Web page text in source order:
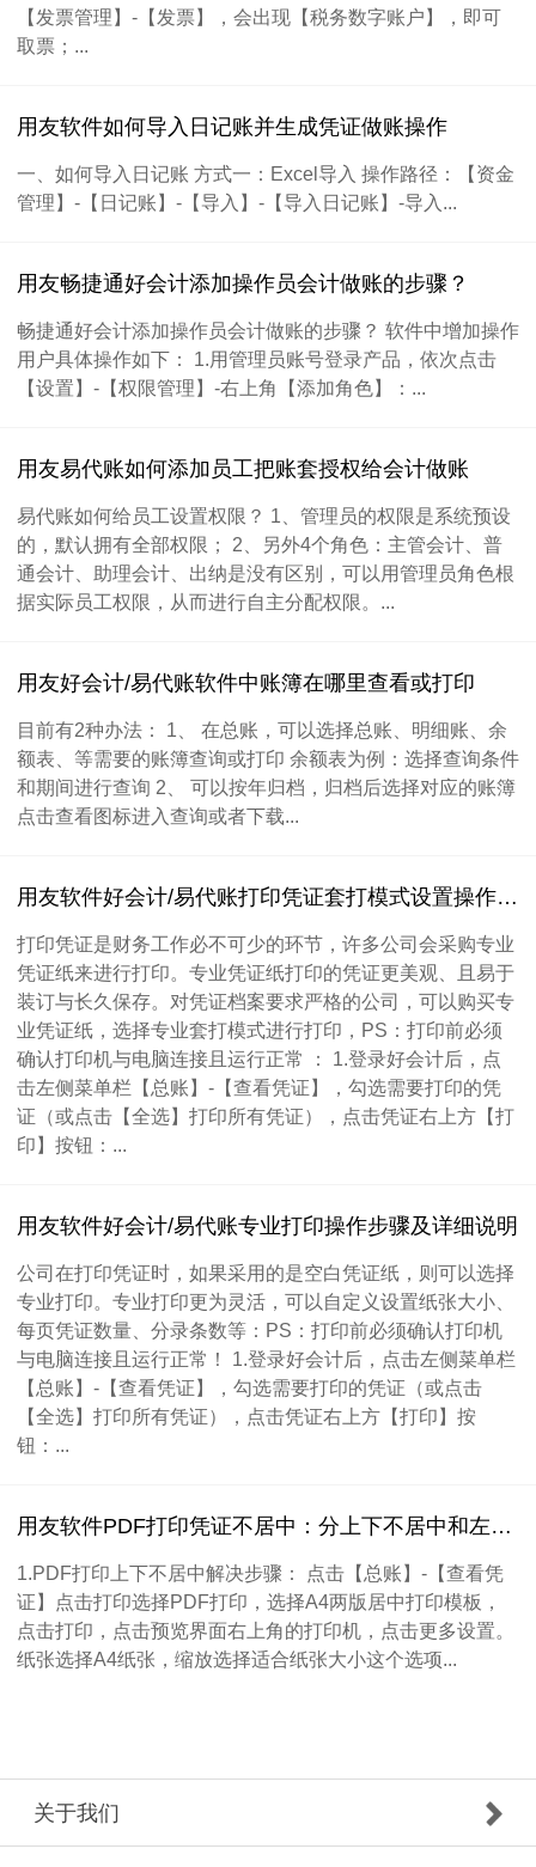
【发票管理】-【发票】，会出现【税务数字账户】，即可
取票；...
用友软件如何导入日记账并生成凭证做账操作
一、如何导入日记账 方式一：Excel导入 操作路径：【资金
管理】-【日记账】-【导入】-【导入日记账】-导入...
用友畅捷通好会计添加操作员会计做账的步骤？
畅捷通好会计添加操作员会计做账的步骤？ 软件中增加操作
用户具体操作如下： 1.用管理员账号登录产品，依次点击
【设置】-【权限管理】-右上角【添加角色】：...
用友易代账如何添加员工把账套授权给会计做账
易代账如何给员工设置权限？ 1、管理员的权限是系统预设
的，默认拥有全部权限； 2、另外4个角色：主管会计、普
通会计、助理会计、出纳是没有区别，可以用管理员角色根
据实际员工权限，从而进行自主分配权限。...
用友好会计/易代账软件中账簿在哪里查看或打印
目前有2种办法： 1、 在总账，可以选择总账、明细账、余
额表、等需要的账簿查询或打印 余额表为例：选择查询条件
和期间进行查询 2、 可以按年归档，归档后选择对应的账簿
点击查看图标进入查询或者下载...
用友软件好会计/易代账打印凭证套打模式设置操作说明
打印凭证是财务工作必不可少的环节，许多公司会采购专业
凭证纸来进行打印。专业凭证纸打印的凭证更美观、且易于
装订与长久保存。对凭证档案要求严格的公司，可以购买专
业凭证纸，选择专业套打模式进行打印，PS：打印前必须
确认打印机与电脑连接且运行正常 ： 1.登录好会计后，点
击左侧菜单栏【总账】-【查看凭证】，勾选需要打印的凭
证（或点击【全选】打印所有凭证），点击凭证右上方【打
印】按钮：...
用友软件好会计/易代账专业打印操作步骤及详细说明
公司在打印凭证时，如果采用的是空白凭证纸，则可以选择
专业打印。专业打印更为灵活，可以自定义设置纸张大小、
每页凭证数量、分录条数等：PS：打印前必须确认打印机
与电脑连接且运行正常！ 1.登录好会计后，点击左侧菜单栏
【总账】-【查看凭证】，勾选需要打印的凭证（或点击
【全选】打印所有凭证），点击凭证右上方【打印】按
钮：...
用友软件PDF打印凭证不居中：分上下不居中和左右不居中
1.PDF打印上下不居中解决步骤： 点击【总账】-【查看凭
证】点击打印选择PDF打印，选择A4两版居中打印模板，
点击打印，点击预览界面右上角的打印机，点击更多设置。
纸张选择A4纸张，缩放选择适合纸张大小这个选项...
关于我们